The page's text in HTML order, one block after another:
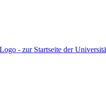
- zur Startseite der